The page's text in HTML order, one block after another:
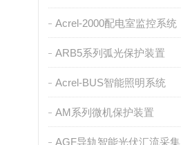
Acrel-2000配电室监控系统
ARB5系列弧光保护装置
Acrel-BUS智能照明系统
AM系列微机保护装置
AGF导轨智能光伏汇流采集